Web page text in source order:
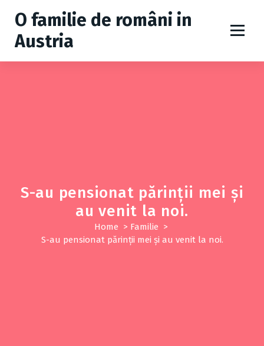
t
O familie de români in
Austria
S-au pensionat părinții mei și
au venit la noi.
Home > Familie >
S-au pensionat părinții mei și au venit la noi.